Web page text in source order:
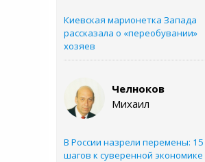
Киевская марионетка Запада
рассказала о «переобувании»
хозяев
Челноков
Михаил
В России назрели перемены: 15
шагов к суверенной экономике